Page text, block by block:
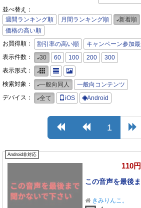
並べ替え：
週間ランキング順
月間ランキング順 新着順
価格の高い順
お買得順：
割引率の高い順 キャンペーン参加
表示件数：
30 60 100 200
300
表示形式：
検索対象：
一般向同人
一般向コンテンツ
デバイス：
全て iOS Android
1
Android非対応
110円
この音声を最後
きみりんこ。